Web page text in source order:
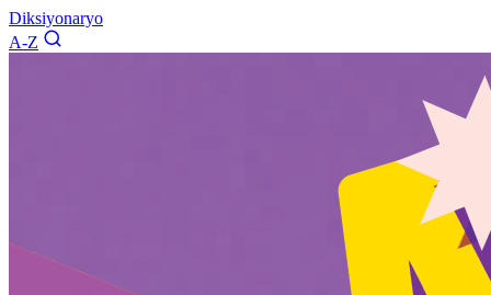
Diksiyonaryo
A-Z